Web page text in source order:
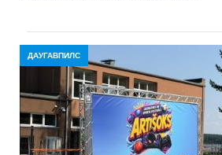
ДАУГАВПИЛС